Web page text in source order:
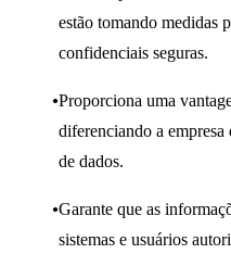
estão tomando medidas
confidenciais seguras.
Proporciona uma
diferenciando a empresa
de dados.
Garante que as
sistemas e usuários